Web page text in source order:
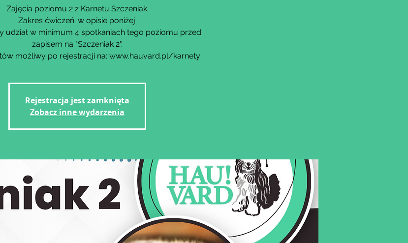
Zajęcia poziomu 2 z Karnetu Szczeniak.
Zakres ćwiczeń: w opisie poniżej.
udział w minimum 4 spotkaniach tego poziomu przed
zapisem na "Szczeniak 2".
możliwy po rejestracji na: www.hauvard.pl/karnety
Rejestracja jest zamknięta
Zobacz inne wydarzenia